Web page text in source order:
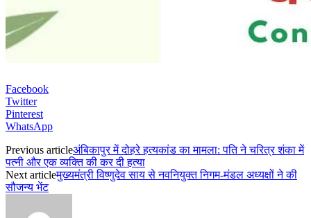
Facebook
Twitter
Pinterest
WhatsApp
Previous articleअंबिकापुर में दोहरे हत्यकांड का मामला: पति ने चरित्र शंका में
पत्नी और एक व्यक्ति की कर दी हत्या
Next articleमुख्यमंत्री विष्णुदेव साय से नवनियुक्त निगम-मंडल अध्यक्षों ने की
सौजन्य भेंट